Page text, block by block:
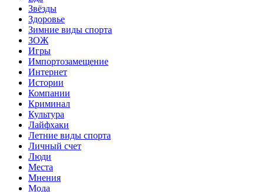
Звёзды
Здоровье
Зимние виды спорта
ЗОЖ
Игры
Импортозамещение
Интернет
Истории
Компании
Криминал
Культура
Лайфхаки
Летние виды спорта
Личный счет
Люди
Места
Мнения
Мода